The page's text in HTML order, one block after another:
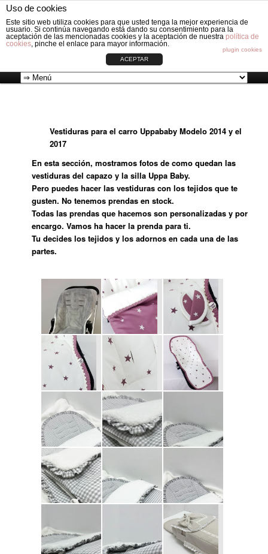
Uso de cookies
Este sitio web utiliza cookies para que usted tenga la mejor experiencia de
usuario. Si continúa navegando está dando su consentimiento para la
aceptación de las mencionadas cookies y la aceptación de nuestra política de
cookies, pinche el enlace para mayor información.
plugin cookies
ACEPTAR
VESTIDURAS ORIGINAL CIRCLE
Fabricación de vestiduras para carros de Bebé: Fundas, Sacos, Capotas,
Capazos, Sombrillas, Bolsos y Grupos cero.
Aller
contenu
principal
Vestiduras para el carro Uppababy Modelo 2014 y el
2017
En esta sección, mostramos fotos de como quedan las
vestiduras del capazo y la silla Uppa Baby.
Pero puedes hacer las vestiduras con los tejidos que te
gusten. No tenemos prendas en stock.
Todas las prendas que hacemos son personalizadas y por
encargo. Vamos ha hacer la prenda para ti.
Tu decides los tejidos y los adornos en cada una de las
partes.